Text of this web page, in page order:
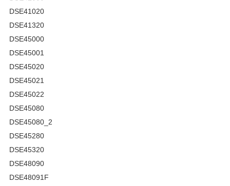
DSE41020
DSE41320
DSE45000
DSE45001
DSE45020
DSE45021
DSE45022
DSE45080
DSE45080_2
DSE45280
DSE45320
DSE48090
DSE48091F